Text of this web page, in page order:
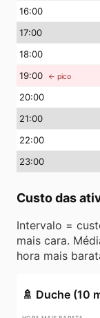
16:00
17:00
18:00
19:00 ← pico
20:00
21:00
22:00
23:00
Custo das
Intervalo =
mais cara.
hora mais
🚿 Duche (10